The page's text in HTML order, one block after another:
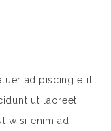
adipiscing elit,
ut laoreet
wisi enim ad